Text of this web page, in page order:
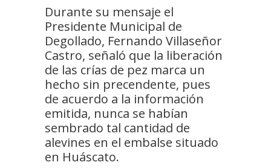
Durante su mensaje el
Presidente Municipal de
Degollado, Fernando Villaseñor
Castro, señaló que la liberación
de las crías de pez marca un
hecho sin precendente, pues
de acuerdo a la información
emitida, nunca se habían
sembrado tal cantidad de
alevines en el embalse situado
en Huáscato.